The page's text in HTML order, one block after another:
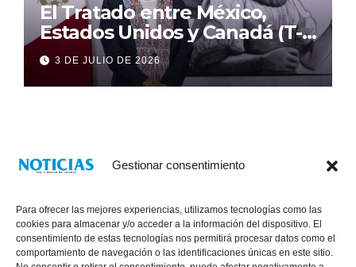
Gestionar consentimiento
Para ofrecer las mejores experiencias, utilizamos tecnologías como las
cookies para almacenar y/o acceder a la información del dispositivo. El
consentimiento de estas tecnologías nos permitirá procesar datos como el
comportamiento de navegación o las identificaciones únicas en este sitio.
El Tratado entre México,
Estados Unidos y Canadá (T-
MEC) se mantiene hasta el
2036: Presidenta Claudia
Sheinbaum
3 DE JULIO DE 2026